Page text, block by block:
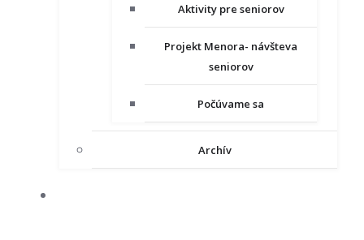
Aktivity pre seniorov
Projekt Menora- návšteva
seniorov
Počúvame sa
Archív